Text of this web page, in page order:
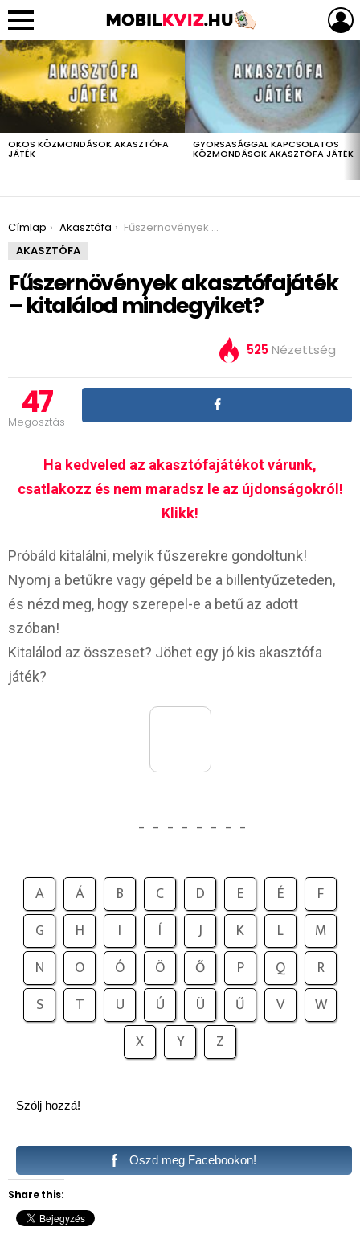
LEGUTÓBBIAK
OKOS KÖZMONDÁSOK AKASZTÓFA
JÁTÉK
GYORSASÁGGAL KAPCSOLATOS
KÖZMONDÁSOK AKASZTÓFA JÁTÉK
You are here:
Címlap Akasztófa
Fűszernövények akasztófajáték – kitalálod mindegyiket?
AKASZTÓFA
Fűszernövények akasztófajáték
– kitalálod mindegyiket?
525Nézettség
47
Megosztás
Ha kedveled az akasztófajátékot várunk,
csatlakozz és nem maradsz le az újdonságokról!
Klikk!
Próbáld kitalálni, melyik fűszerekre gondoltunk!
Nyomj a betűkre vagy gépeld be a billentyűzeteden,
és nézd meg, hogy szerepel-e a betű az adott
szóban!
Kitalálod az összeset? Jöhet egy jó kis akasztófa
játék?
A Á B C D E É
F
G
H I Í J K L
M
N
O Ó Ö Ő P Q
R
S
T U Ú Ü Ű V
W
X
Y Z
Szólj hozzá!
Oszd meg Facebookon!
Share this: